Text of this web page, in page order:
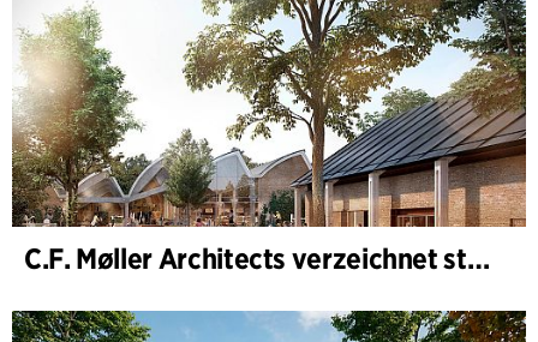
C.F. Møller Architects verzeichnet starkes Ergebnis im Geschäftsjahr 2025